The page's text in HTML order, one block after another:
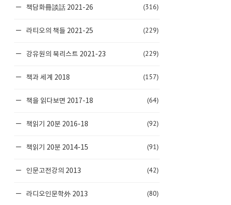
책담화冊談話 2021-26 (316)
라티오의 책들 2021-25 (229)
강유원의 북리스트 2021-23 (229)
책과 세계 2018 (157)
책을 읽다보면 2017-18 (64)
책읽기 20분 2016-18 (92)
책읽기 20분 2014-15 (91)
인문고전강의 2013 (42)
라디오인문학外 2013 (80)